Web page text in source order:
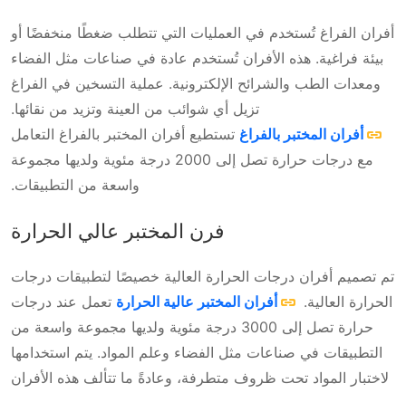
أفران الفراغ تُستخدم في العمليات التي تتطلب ضغطًا منخفضًا أو
بيئة فراغية. هذه الأفران تُستخدم عادة في صناعات مثل الفضاء
ومعدات الطب والشرائح الإلكترونية. عملية التسخين في الفراغ
تزيل أي شوائب من العينة وتزيد من نقائها.
أفران المختبر بالفراغ تستطيع أفران المختبر بالفراغ التعامل
مع درجات حرارة تصل إلى 2000 درجة مئوية ولديها مجموعة
واسعة من التطبيقات.
فرن المختبر عالي الحرارة
تم تصميم أفران درجات الحرارة العالية خصيصًا لتطبيقات درجات
الحرارة العالية.
أفران المختبر عالية الحرارة تعمل عند درجات
حرارة تصل إلى 3000 درجة مئوية ولديها مجموعة واسعة من
التطبيقات في صناعات مثل الفضاء وعلم المواد. يتم استخدامها
لاختبار المواد تحت ظروف متطرفة، وعادةً ما تتألف هذه الأفران